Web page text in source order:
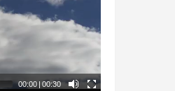
00:00 | 00:30